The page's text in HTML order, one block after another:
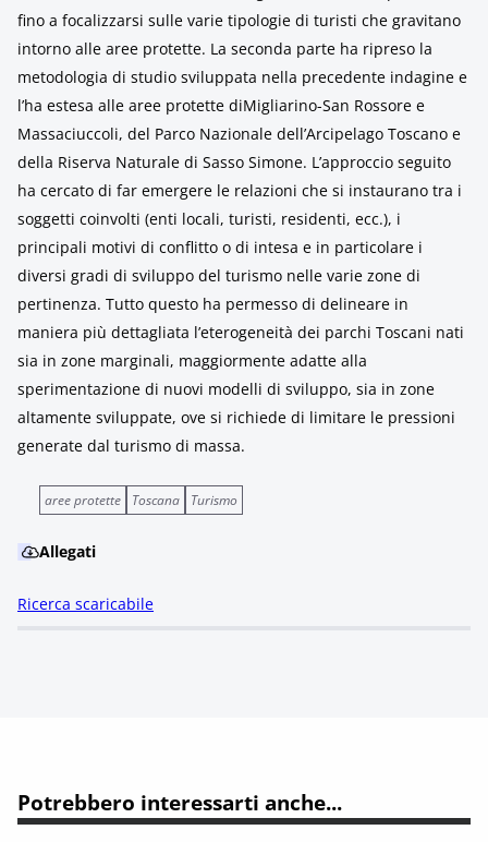
fino a focalizzarsi sulle varie tipologie di turisti che gravitano
intorno alle aree protette. La seconda parte ha ripreso la
metodologia di studio sviluppata nella precedente indagine e
l’ha estesa alle aree protette diMigliarino-San Rossore e
Massaciuccoli, del Parco Nazionale dell’Arcipelago Toscano e
della Riserva Naturale di Sasso Simone. L’approccio seguito
ha cercato di far emergere le relazioni che si instaurano tra i
soggetti coinvolti (enti locali, turisti, residenti, ecc.), i
principali motivi di conflitto o di intesa e in particolare i
diversi gradi di sviluppo del turismo nelle varie zone di
pertinenza. Tutto questo ha permesso di delineare in
maniera più dettagliata l’eterogeneità dei parchi Toscani nati
sia in zone marginali, maggiormente adatte alla
sperimentazione di nuovi modelli di sviluppo, sia in zone
altamente sviluppate, ove si richiede di limitare le pressioni
generate dal turismo di massa.
aree protette Toscana Turismo
Allegati
Ricerca scaricabile
Potrebbero interessarti anche...